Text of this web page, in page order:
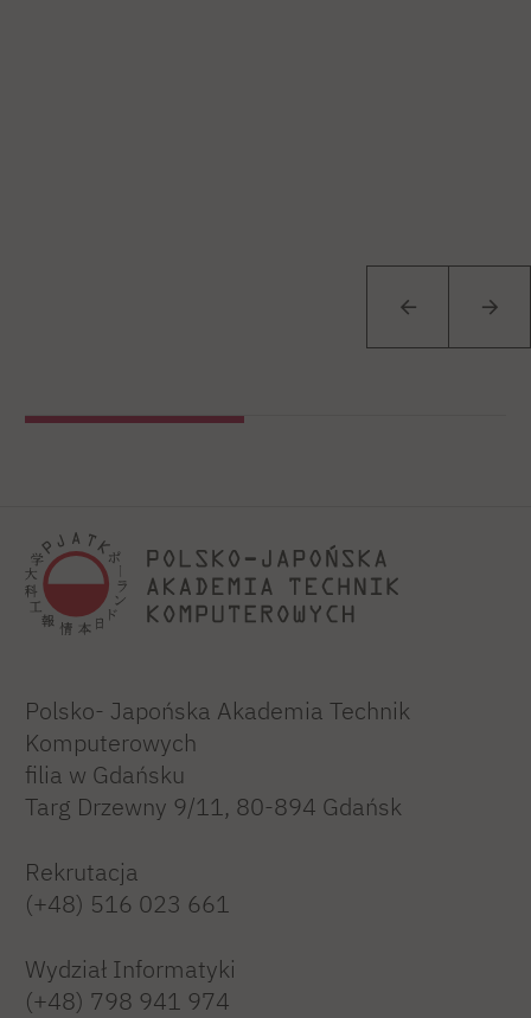
Polsko- Japońska Akademia Technik
Komputerowych
filia w Gdańsku
Targ Drzewny 9/11, 80-894 Gdańsk
Rekrutacja
(+48) 516 023 661
Wydział Informatyki
(+48) 798 941 974